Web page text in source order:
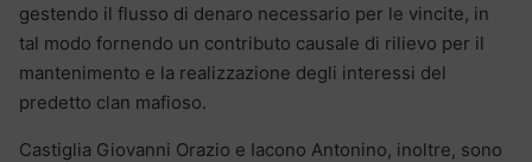
gestendo il flusso di denaro necessario per le vincite, in
tal modo fornendo un contributo causale di rilievo per il
mantenimento e la realizzazione degli interessi del
predetto clan mafioso.
Castiglia Giovanni Orazio e Iacono Antonino, inoltre, sono